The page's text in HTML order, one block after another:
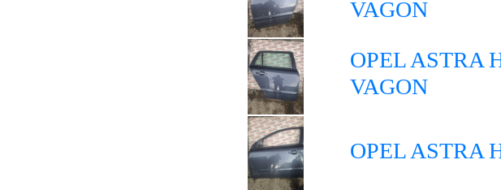
VAGON
OPEL ASTRA
VAGON
OPEL ASTRA